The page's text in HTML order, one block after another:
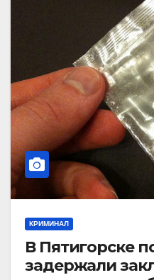
КРИМИНАЛ
В Пятигорске
задержали